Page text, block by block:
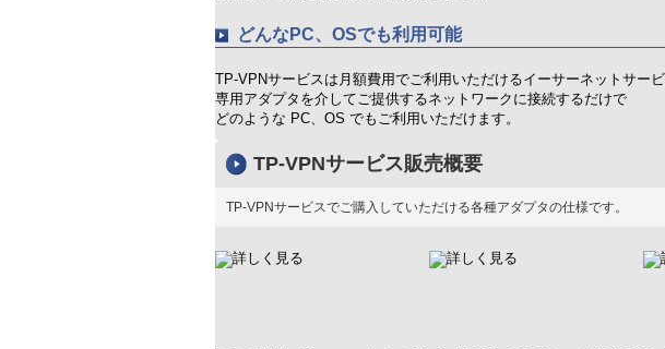
どんなPC、OSでも利用可能
TP-VPNサービスは月額費用でご利用いただけるイーサーネットサービ
専用アダプタを介してご提供するネットワークに接続するだけで
どのような PC、OS でもご利用いただけます。
TP-VPNサービス販売概要
TP-VPNサービスでご購入していただける各種アダプタの仕様です。
詳しく見る 詳しく見る